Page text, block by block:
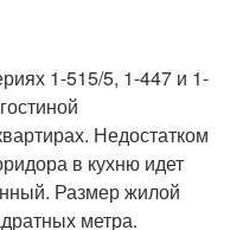
1-515/5, 1-447 и 1-
Недостатком
в кухню идет
Размер жилой
метра.